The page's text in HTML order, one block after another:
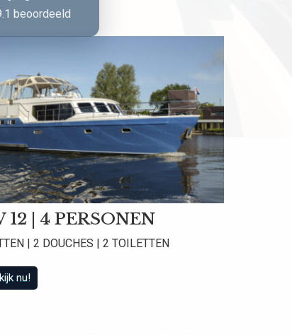
12 | 4 PERSONEN
| 2 DOUCHES | 2 TOILETTEN
nu!
beoordeeld